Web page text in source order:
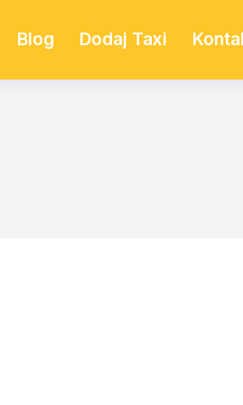
Blog Dodaj Taxi